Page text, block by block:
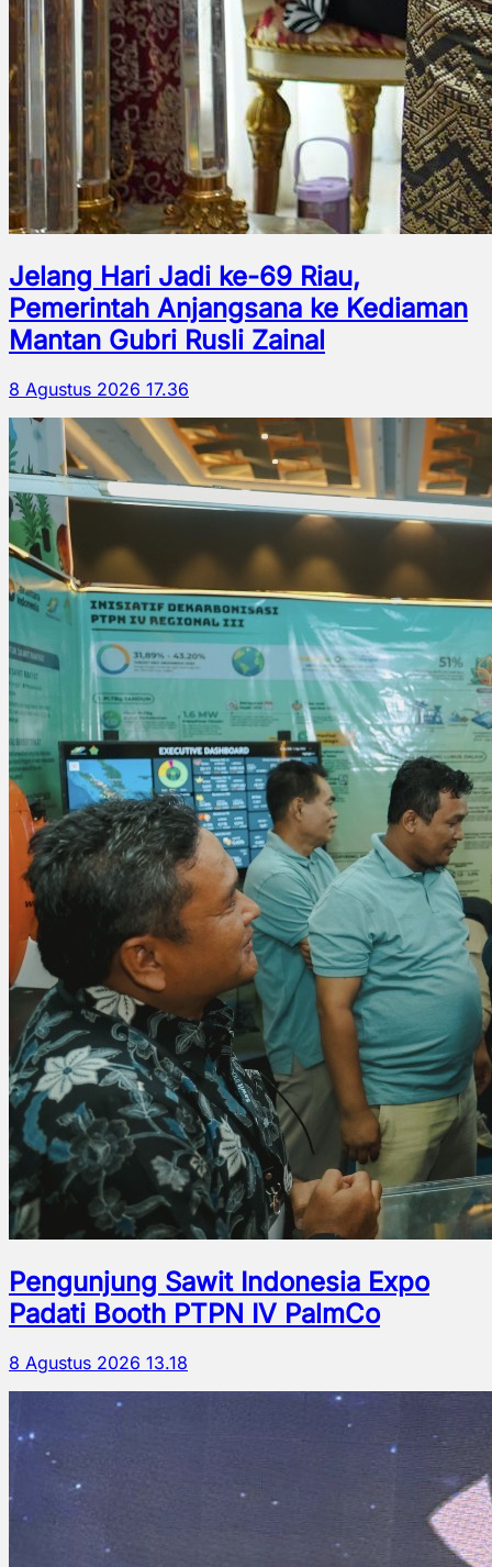
Jelang Hari Jadi ke-69 Riau,
Pemerintah Anjangsana ke Kediaman
Mantan Gubri Rusli Zainal
8 Agustus 2026 17.36
Pengunjung Sawit Indonesia Expo
Padati Booth PTPN IV PalmCo
8 Agustus 2026 13.18